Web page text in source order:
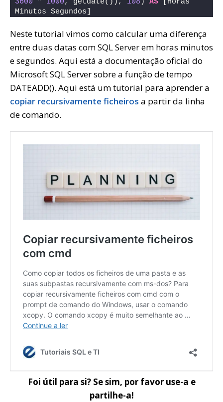
3600 * 1000, getdate()), 108 ) AS [Horas
Minutos Segundos]
Neste tutorial vimos como calcular uma diferença
entre duas datas com SQL Server em horas minutos
e segundos. Aqui está a documentação oficial do
Microsoft SQL Server sobre a função de tempo
DATEADD(). Aqui está um tutorial para aprender a
copiar recursivamente ficheiros a partir da linha
de comando.
Foi útil para si? Se sim, por favor use-a e
partilhe-a!